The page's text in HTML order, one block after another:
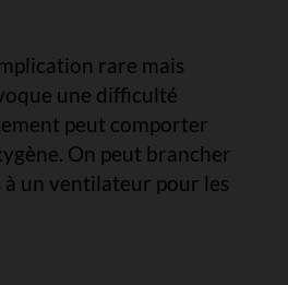
rare mais
une difficulté
peut comporter
On peut brancher
un ventilateur pour les